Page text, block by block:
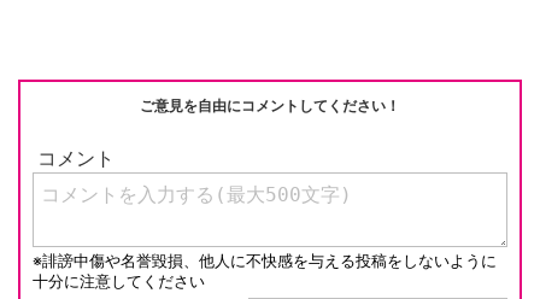
k
ご意見を自由にコメントしてください！